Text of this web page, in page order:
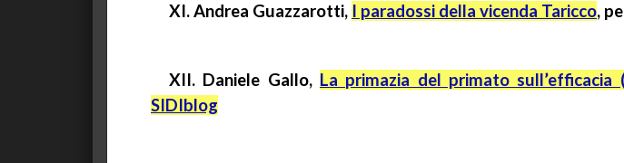
XI. Andrea Guazzarotti, I paradossi della vicenda Taricco,
XII. Daniele Gallo, La primazia del primato
SIDIblog